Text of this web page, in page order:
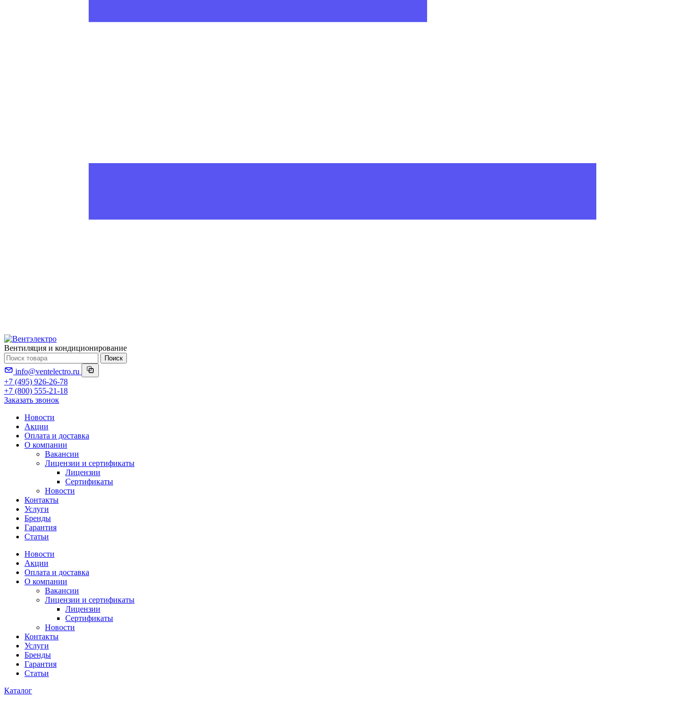
Вентиляция и кондиционирование
Поиск
info@ventelectro.ru
+7 (495) 926-26-78
+7 (800) 555-21-18
Заказать звонок
Новости
Акции
Оплата и доставка
О компании
Вакансии
Лицензии и сертификаты
Лицензии
Сертификаты
Новости
Контакты
Услуги
Бренды
Гарантия
Статьи
Новости
Акции
Оплата и доставка
О компании
Вакансии
Лицензии и сертификаты
Лицензии
Сертификаты
Новости
Контакты
Услуги
Бренды
Гарантия
Статьи
Каталог